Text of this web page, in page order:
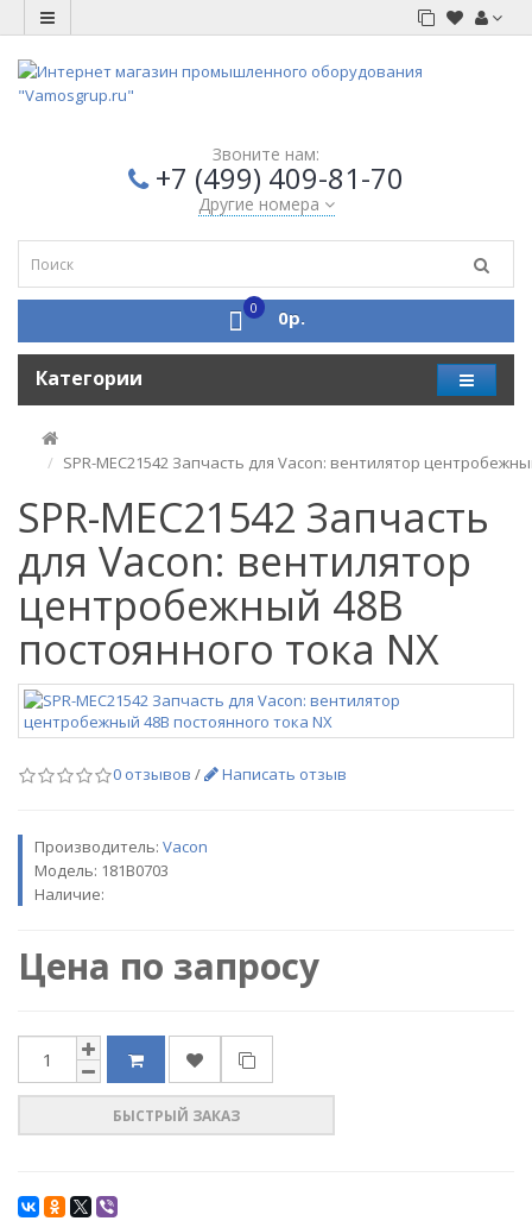
Звоните нам:
+7 (499) 409-81-70
Другие номера
0 0р.
Категории
SPR-MEC21542 Запчасть для Vacon: вентилятор
SPR-MEC21542 Запчасть
для Vacon: вентилятор
центробежный 48В
постоянного тока NX
0 отзывов / Написать отзыв
Производитель: Vacon
Модель: 181B0703
Наличие:
Цена по запросу
БЫСТРЫЙ ЗАКАЗ